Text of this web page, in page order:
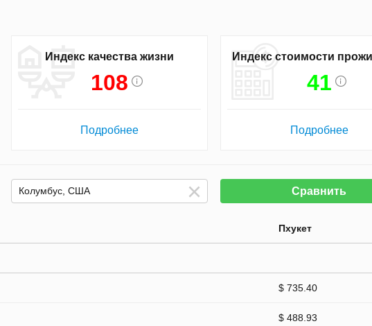
Индекс качества жизни
108
Подробнее
Индекс стоимости
41
Подробнее
Сравнить
Пхукет
$ 735.40
$ 488.93